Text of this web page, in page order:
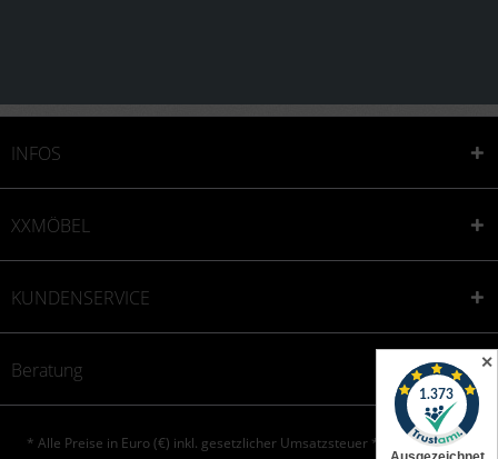
✕
INFOS
XXMÖBEL
KUNDENSERVICE
Beratung
* Alle Preise in Euro (€) inkl. gesetzlicher Umsatzsteuer * © XXONE aktiv